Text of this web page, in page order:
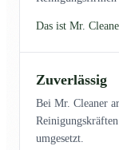
Das ist Mr.
Zuverlässig
Bei Mr. Cleaner
umgesetzt.